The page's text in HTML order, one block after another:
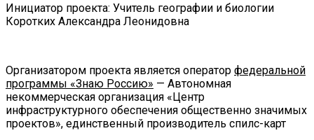
Инициатор проекта: Учитель географии и биологии
Коротких Александра Леонидовна
Организатором проекта является оператор федеральной
программы «Знаю Россию» — Автономная
некоммерческая организация «Центр
инфраструктурного обеспечения общественно значимых
проектов», единственный производитель спилс-карт